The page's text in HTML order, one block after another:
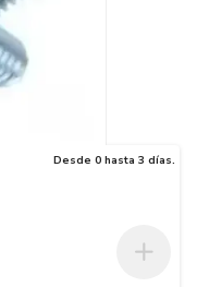
Desde 0 hasta 3 días.